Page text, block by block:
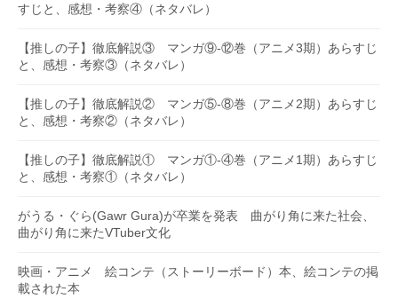
すじと、感想・考察④（ネタバレ）
【推しの子】徹底解説③ マンガ⑨-⑫巻（アニメ3期）あらすじ
と、感想・考察③（ネタバレ）
【推しの子】徹底解説② マンガ⑤-⑧巻（アニメ2期）あらすじ
と、感想・考察②（ネタバレ）
【推しの子】徹底解説① マンガ①-④巻（アニメ1期）あらすじ
と、感想・考察①（ネタバレ）
がうる・ぐら(Gawr Gura)が卒業を発表 曲がり角に来た社会、
曲がり角に来たVTuber文化
映画・アニメ 絵コンテ（ストーリーボード）本、絵コンテの掲
載された本